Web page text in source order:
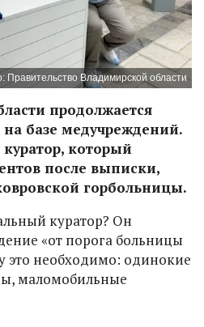
Правительство Владимирской области
продолжается
базе медучреждений.
который
после выписки,
горбольницы.
куратор? Он
«от порога больницы
это необходимо: одинокие
маломобильные